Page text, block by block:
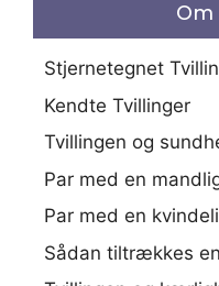
Om
Stjernetegnet
Kendte Tvillinger
Tvillingen og
Par med en
Par med en
Sådan tiltrækkes